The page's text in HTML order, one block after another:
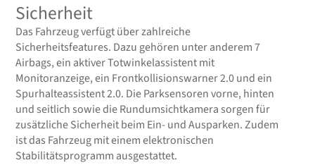
Sicherheit
Das Fahrzeug verfügt über zahlreiche
Sicherheitsfeatures. Dazu gehören unter anderem 7
Airbags, ein aktiver Totwinkelassistent mit
Monitoranzeige, ein Frontkollisionswarner 2.0 und ein
Spurhalteassistent 2.0. Die Parksensoren vorne, hinten
und seitlich sowie die Rundumsichtkamera sorgen für
zusätzliche Sicherheit beim Ein- und Ausparken. Zudem
ist das Fahrzeug mit einem elektronischen
Stabilitätsprogramm ausgestattet.